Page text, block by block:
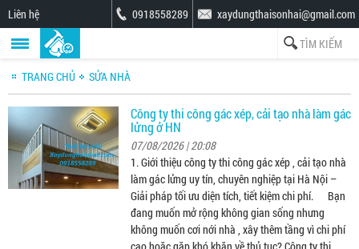
Liên hệ xaydungthaisonhai@gmail.com
0918558289
TRANG CHỦ SỬA NHÀ
Công ty thi công gác xép, cải tạo nhà làm gác
lửng ở HN
07/08/2026 | 20:08
1. Giới thiệu công ty thi công gác xép , cải tạo nhà
làm gác lửng uy tín, chuyên nghiệp tại Hà Nội –
Giải pháp tối ưu diện tích, tiết kiệm chi phí. Bạn
đang muốn mở rộng không gian sống nhưng
không muốn cơi nới nhà , xây thêm tầng vì chi phí